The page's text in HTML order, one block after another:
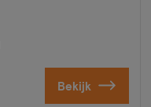
Bekijk